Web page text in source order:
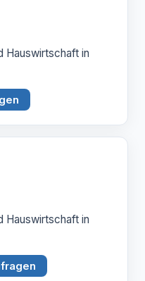
Hauswirtschaft in
Hauswirtschaft in